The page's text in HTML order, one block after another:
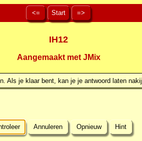
<= Start =>
IH12
Aangemaakt met JMix
Als je klaar bent, kan je je antwoord laten
Annuleren Opnieuw Hint